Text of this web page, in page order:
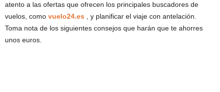
atento a las ofertas que ofrecen los principales buscadores de
vuelos, como vuelo24.es , y planificar el viaje con antelación.
Toma nota de los siguientes consejos que harán que te ahorres
unos euros.